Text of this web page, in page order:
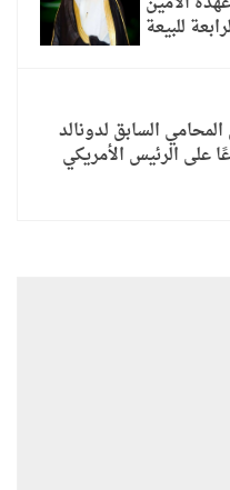
للبيعة
السابق لدونالد
على الرئيس الأمريكي